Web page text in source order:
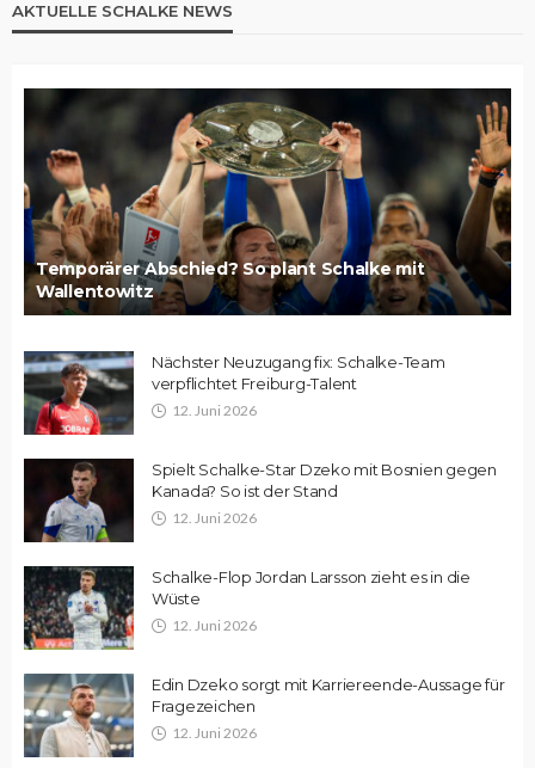
AKTUELLE SCHALKE NEWS
Temporärer Abschied? So plant Schalke mit
Wallentowitz
Nächster Neuzugang fix: Schalke-Team
verpflichtet Freiburg-Talent
12. Juni 2026
Spielt Schalke-Star Dzeko mit Bosnien gegen
Kanada? So ist der Stand
12. Juni 2026
Schalke-Flop Jordan Larsson zieht es in die
Wüste
12. Juni 2026
Edin Dzeko sorgt mit Karriereende-Aussage für
Fragezeichen
12. Juni 2026